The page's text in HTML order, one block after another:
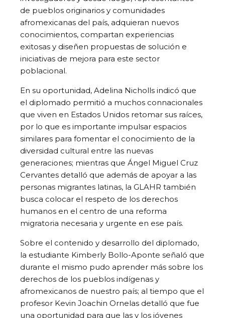
de pueblos originarios y comunidades
afromexicanas del país, adquieran nuevos
conocimientos, compartan experiencias
exitosas y diseñen propuestas de solución e
iniciativas de mejora para este sector
poblacional.
En su oportunidad, Adelina Nicholls indicó que
el diplomado permitió a muchos connacionales
que viven en Estados Unidos retomar sus raíces,
por lo que es importante impulsar espacios
similares para fomentar el conocimiento de la
diversidad cultural entre las nuevas
generaciones; mientras que Ángel Miguel Cruz
Cervantes detalló que además de apoyar a las
personas migrantes latinas, la GLAHR también
busca colocar el respeto de los derechos
humanos en el centro de una reforma
migratoria necesaria y urgente en ese país.
Sobre el contenido y desarrollo del diplomado,
la estudiante Kimberly Bollo-Aponte señaló que
durante el mismo pudo aprender más sobre los
derechos de los pueblos indígenas y
afromexicanos de nuestro país; al tiempo que el
profesor Kevin Joachin Ornelas detalló que fue
una oportunidad para que las y los jóvenes